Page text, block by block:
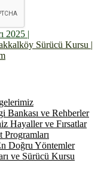
|
Sürücü Kursu |
Bankası ve Rehberler
Hayaller ve Fırsatlar
Programları
Doğru Yöntemler
ve Sürücü Kursu